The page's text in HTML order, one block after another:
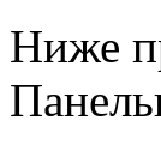
Ниже